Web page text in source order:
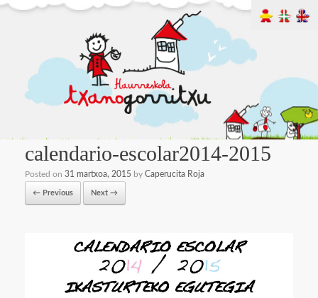
calendario-escolar2014-2015
Posted on 31 martxoa, 2015 by Caperucita Roja
← Previous Next →